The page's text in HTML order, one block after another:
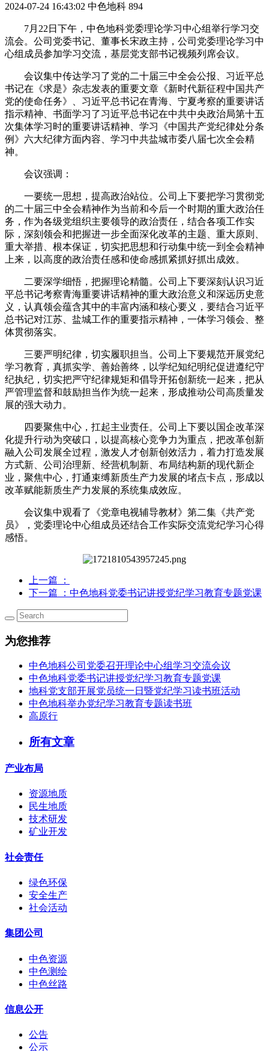
2024-07-24 16:43:02 中色地科 894
7月22日下午，中色地科党委理论学习中心组举行学习交
流会。公司党委书记、董事长宋政主持，公司党委理论学习中
心组成员参加学习交流，基层党支部书记视频列席会议。
会议集中传达学习了党的二十届三中全会公报、习近平总
书记在《求是》杂志发表的重要文章《新时代新征程中国共产
党的使命任务》、习近平总书记在青海、宁夏考察的重要讲话
指示精神、书面学习了习近平总书记在中共中央政治局第十五
次集体学习时的重要讲话精神、学习《中国共产党纪律处分条
例》六大纪律方面内容、学习中共盐城市委八届七次全会精
神。
会议强调：
一要统一思想，提高政治站位。公司上下要把学习贯彻党
的二十届三中全会精神作为当前和今后一个时期的重大政治任
务，作为各级党组织主要领导的政治责任，结合各项工作实
际，深刻领会和把握进一步全面深化改革的主题、重大原则、
重大举措、根本保证，切实把思想和行动集中统一到全会精神
上来，以高度的政治责任感和使命感抓紧抓好抓出成效。
二要深学细悟，把握理论精髓。公司上下要深刻认识习近
平总书记考察青海重要讲话精神的重大政治意义和深远历史意
义，认真领会蕴含其中的丰富内涵和核心要义，要结合习近平
总书记对江苏、盐城工作的重要指示精神，一体学习领会、整
体贯彻落实。
三要严明纪律，切实履职担当。公司上下要规范开展党纪
学习教育，真抓实学、善始善终，以学纪知纪明纪促进遵纪守
纪执纪，切实把严守纪律规矩和倡导开拓创新统一起来，把从
严管理监督和鼓励担当作为统一起来，形成推动公司高质量发
展的强大动力。
四要聚焦中心，扛起主业责任。公司上下要以国企改革深
化提升行动为突破口，以提高核心竞争力为重点，把改革创新
融入公司发展全过程，激发人才创新创效活力，着力打造发展
方式新、公司治理新、经营机制新、布局结构新的现代新企
业，聚焦中心，打通束缚新质生产力发展的堵点卡点，形成以
改革赋能新质生产力发展的系统集成效应。
会议集中观看了《党章电视辅导教材》第二集《共产党
员》，党委理论中心组成员还结合工作实际交流党纪学习心得
感悟。
上一篇
：
下一篇
：中色地科党委书记讲授党纪学习教育专题党课
为您推荐
中色地科公司党委召开理论中心组学习交流会议
中色地科党委书记讲授党纪学习教育专题党课
地科党支部开展党员统一日暨党纪学习读书班活动
中色地科举办党纪学习教育专题读书班
高原行
所有文章
产业布局
资源地质
民生地质
技术研发
矿业开发
社会责任
绿色环保
安全生产
社会活动
集团公司
中色资源
中色测绘
中色丝路
信息公开
公告
公示